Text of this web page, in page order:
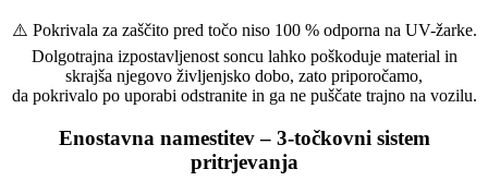
⚠️ Pokrivala za zaščito pred točo niso 100 % odporna na UV-žarke.
Dolgotrajna izpostavljenost soncu lahko poškoduje material in
skrajša njegovo življenjsko dobo, zato priporočamo,
da pokrivalo po uporabi odstranite in ga ne puščate trajno na vozilu.
Enostavna namestitev – 3-točkovni sistem
pritrjevanja